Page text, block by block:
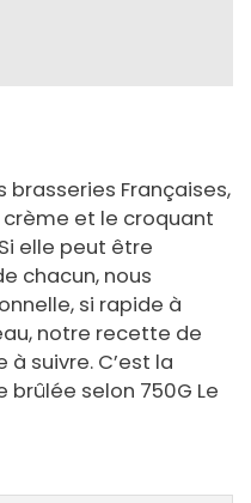
Françaises,
et le croquant
elle peut être
chacun, nous
si rapide à
notre recette de
suivre. C’est la
selon 750G Le